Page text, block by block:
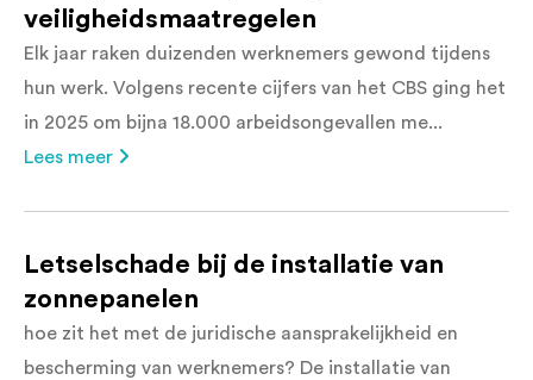
veiligheidsmaatregelen
Elk jaar raken duizenden werknemers gewond tijdens
hun werk. Volgens recente cijfers van het CBS ging het
in 2025 om bijna 18.000 arbeidsongevallen me...
Lees meer
Letselschade bij de installatie van
zonnepanelen
hoe zit het met de juridische aansprakelijkheid en
bescherming van werknemers? De installatie van